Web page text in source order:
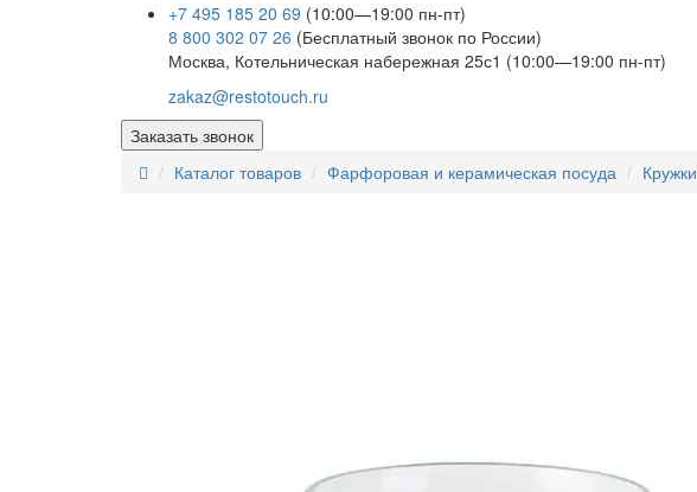
+7 495 185 20 69 (10:00—19:00 пн-пт)
8 800 302 07 26 (Бесплатный звонок по России)
Москва, Котельническая набережная 25с1 (10:00—19:00 пн-пт)
zakaz@restotouch.ru
Заказать звонок
Каталог товаров
Фарфоровая и керамическая посуда Кружки